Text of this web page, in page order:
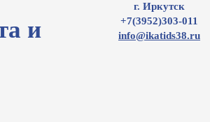
и
г. Иркутск
+7(3952)303-011
info@ikatids38.ru